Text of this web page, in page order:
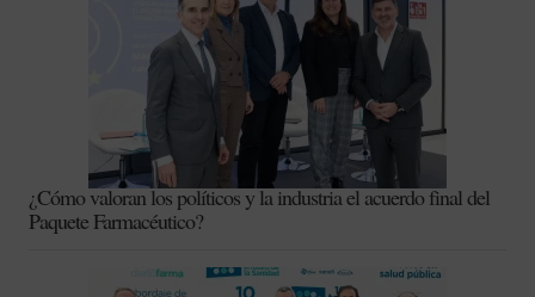
¿Cómo valoran los políticos y la industria el acuerdo final del
Paquete Farmacéutico?